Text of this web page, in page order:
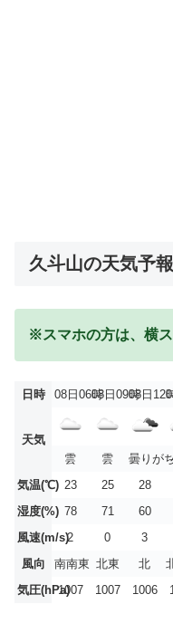
久斗山の天気予報
※スマホの方は、横ス
日時 08日06時08日09時08日12
天気
雲
雲 曇りが
気温(℃) 23 25 28
湿度(%) 78 71 60
風速(m/s)2 0 3
風向
南南東 北東 北
気圧(hPa)1007 1007 1006